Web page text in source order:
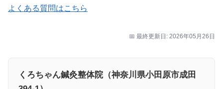
よくある質問はこちら
📅 最終更新日: 2026年05月26日
くろちゃん鍼灸整体院（神奈川県小田原市成田